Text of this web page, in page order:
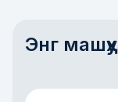
Энг